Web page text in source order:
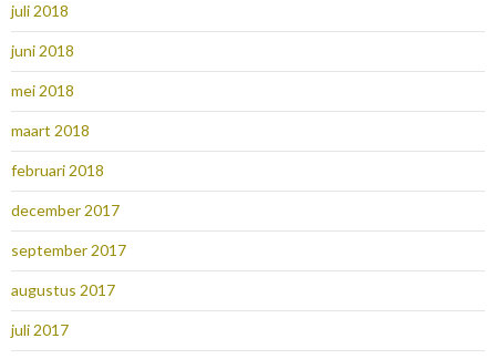
juli 2018
juni 2018
mei 2018
maart 2018
februari 2018
december 2017
september 2017
augustus 2017
juli 2017